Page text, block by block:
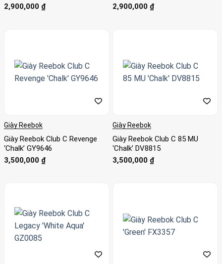
2,900,000 ₫
2,900,000 ₫
Giày Reebok
Giày Reebok Club C Revenge
‘Chalk’ GY9646
3,500,000 ₫
Giày Reebok
Giày Reebok Club C 85 MU
‘Chalk’ DV8815
3,500,000 ₫